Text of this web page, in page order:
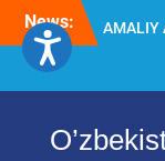
Skip
content
News:
Diqqat
2026”